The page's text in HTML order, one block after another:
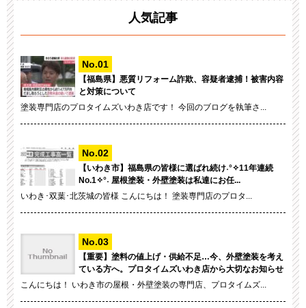
人気記事
【福島県】悪質リフォーム詐欺、容疑者逮捕！被害内容
と対策について
塗装専門店のプロタイムズいわき店です！ 今回のブログを執筆さ...
【いわき市】福島県の皆様に選ばれ続け˖°✧11年連続
No.1✧°˖ 屋根塗装・外壁塗装は私達にお任...
いわき･双葉･北茨城の皆様 こんにちは！ 塗装専門店のプロタ...
【重要】塗料の値上げ・供給不足…今、外壁塗装を考え
ている方へ。プロタイムズいわき店から大切なお知らせ
こんにちは！ いわき市の屋根・外壁塗装の専門店、プロタイムズ...